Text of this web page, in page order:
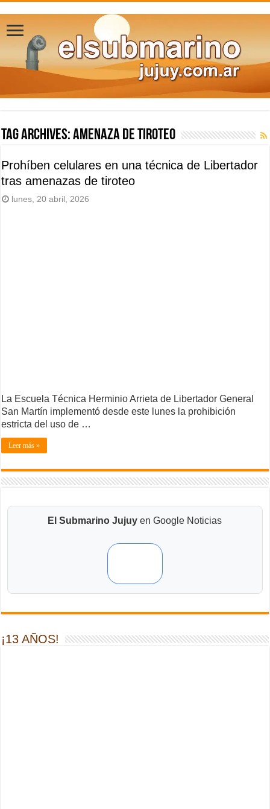
Tag Archives:Amenaza de tiroteo
Prohíben celulares en una técnica de Libertador
tras amenazas de tiroteo
lunes, 20 abril, 2026
La Escuela Técnica Herminio Arrieta de Libertador General
San Martín implementó desde este lunes la prohibición
estricta del uso de …
Leer más »
El Submarino Jujuy en Google Noticias
¡13 AÑOS!